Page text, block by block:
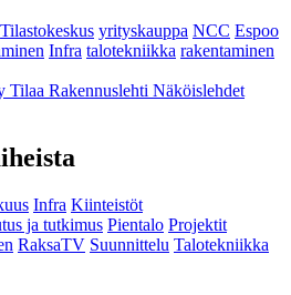
Tilastokeskus yrityskauppa NCC Espoo
Infra talotekniikka rakentaminen
Tilaa Rakennuslehti Näköislehdet
Infra Kiinteistöt
ja tutkimus Pientalo Projektit
RaksaTV Suunnittelu Talotekniikka